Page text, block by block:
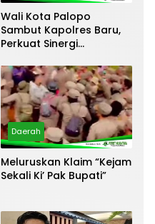
Wali Kota Palopo
Sambut Kapolres Baru,
Perkuat Sinergi
Daerah
Meluruskan Klaim “Kejam
Sekali Ki’ Pak Bupati”